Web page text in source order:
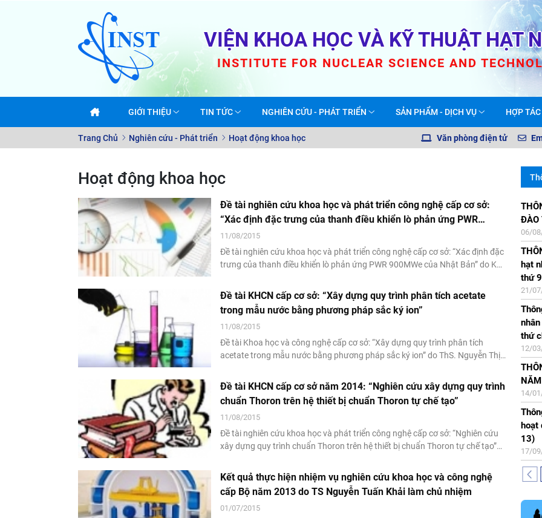
VIỆN KHOA HỌC VÀ KỸ THUẬT HẠT
INSTITUTE FOR NUCLEAR SCIENCE AND
GIỚI THIỆU TIN TỨC NGHIÊN CỨU - PHÁT TRIỂN SẢN PHẨM - DỊCH VỤ HỢP
Văn phòng điện tử
Trang Chủ Nghiên cứu - Phát triển Hoạt động khoa học
Hoạt động khoa học
Đề tài nghiên cứu khoa học và phát triển công nghệ cấp cơ sở:
“Xác định đặc trưng của thanh điều khiển lò phản ứng PWR
900MWe của Nhật Bản”
11/08/2015
Đề tài nghiên cứu khoa học và phát triển công nghệ cấp cơ sở: “Xác định đặc
trưng của thanh điều khiển lò phản ứng PWR 900MWe của Nhật Bản” do KS.
gian 12 tháng từ 1/2014 đến 12/2014 với tổng kinh phí là 45 triệu đồng.
Đề tài KHCN cấp cơ sở: “Xây dựng quy trình phân tích acetate
trong mẫu nước bằng phương pháp sắc ký ion”
11/08/2015
Đề tài Khoa học và công nghệ cấp cơ sở: “Xây dựng quy trình phân tích
acetate trong mẫu nước bằng phương pháp sắc ký ion” do ThS. Nguyễn Thị
đến tháng 12/2014 với tổng kinh phí là 35 triệu đồng.
Đề tài KHCN cấp cơ sở năm 2014: “Nghiên cứu xây dựng quy trình
chuẩn Thoron trên hệ thiết bị chuẩn Thoron tự chế tạo”
11/08/2015
Đề tài nghiên cứu khoa học và phát triển công nghệ cấp cơ sở: “Nghiên cứu
xây dựng quy trình chuẩn Thoron trên hệ thiết bị chuẩn Thoron tự chế tạo”
vòng 12 tháng từ 1/2014 đến 12/2014 với tổng kinh phí là 40 triệu đồng
Kết quả thực hiện nhiệm vụ nghiên cứu khoa học và công nghệ
cấp Bộ năm 2013 do TS Nguyễn Tuấn Khải làm chủ nhiệm
01/07/2015
THÔNG BÁO
ĐÀO
06/
hạt
thứ 9
21/
thứ
12/
14/
hoạt
13)
17/
giáo
21/
các
2025
04/
14/
Kết
sư
28/
31/
nhân
23/
và
07/
máy
18/
thực
do
20/
phó
26/
19/
tổng
PGS
04/
Phó
2024
20/
13/
17/